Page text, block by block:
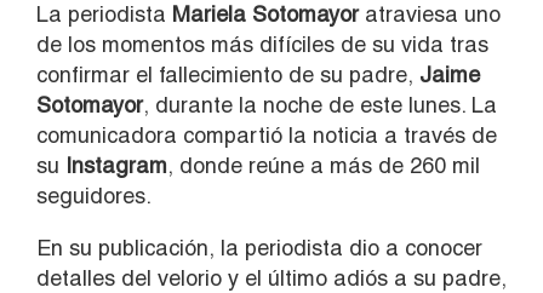
La periodista Mariela Sotomayoratraviesa uno
de los momentos más difíciles de su vida tras
confirmar el fallecimiento de su padre, Jaime
Sotomayor, durante la noche de este lunes. La
comunicadora compartió la noticia a través de
su Instagram, donde reúne a más de 260 mil
seguidores.
En su publicación, la periodista dio a conocer
detalles del velorio y el último adiós a su padre,